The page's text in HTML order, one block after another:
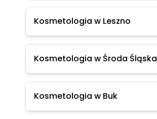
Kosmetologia w Leszno
Kosmetologia w Środa Śląska
Kosmetologia w Buk